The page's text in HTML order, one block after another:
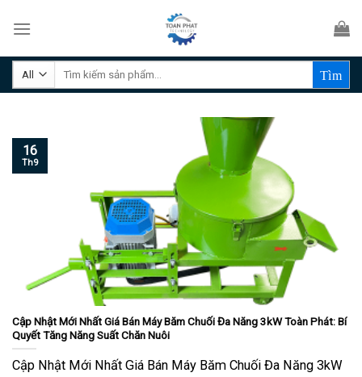
Tìm
Cập Nhật Mới Nhất Giá Bán Máy Băm Chuối Đa Năng 3kW Toàn Phát: Bí
Quyết Tăng Năng Suất Chăn Nuôi
Cập Nhật Mới Nhất Giá Bán Máy Băm Chuối Đa Năng 3kW
16
Th9